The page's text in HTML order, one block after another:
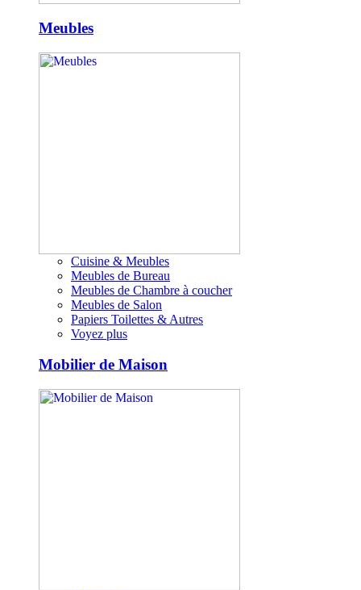
Meubles
Cuisine & Meubles
Meubles de Bureau
Meubles de Chambre à coucher
Meubles de Salon
Papiers Toilettes & Autres
Voyez plus
Mobilier de Maison